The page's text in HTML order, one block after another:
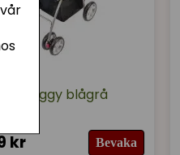
/ Buggy blågrå
kr Bevaka